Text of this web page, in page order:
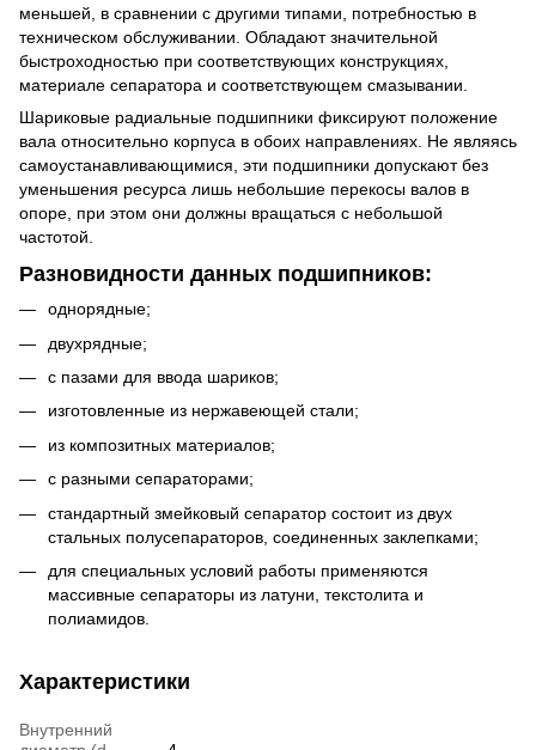
меньшей, в сравнении с другими типами, потребностью в
техническом обслуживании. Обладают значительной
быстроходностью при соответствующих конструкциях,
материале сепаратора и соответствующем смазывании.
Шариковые радиальные подшипники фиксируют положение
вала относительно корпуса в обоих направлениях. Не являясь
самоустанавливающимися, эти подшипники допускают без
уменьшения ресурса лишь небольшие перекосы валов в
опоре, при этом они должны вращаться с небольшой
частотой.
Разновидности данных подшипников:
однорядные;
двухрядные;
с пазами для ввода шариков;
изготовленные из нержавеющей стали;
из композитных материалов;
с разными сепараторами;
стандартный змейковый сепаратор состоит из двух
стальных полусепараторов, соединенных заклепками;
для специальных условий работы применяются
массивные сепараторы из латуни, текстолита и
полиамидов.
Характеристики
Внутренний